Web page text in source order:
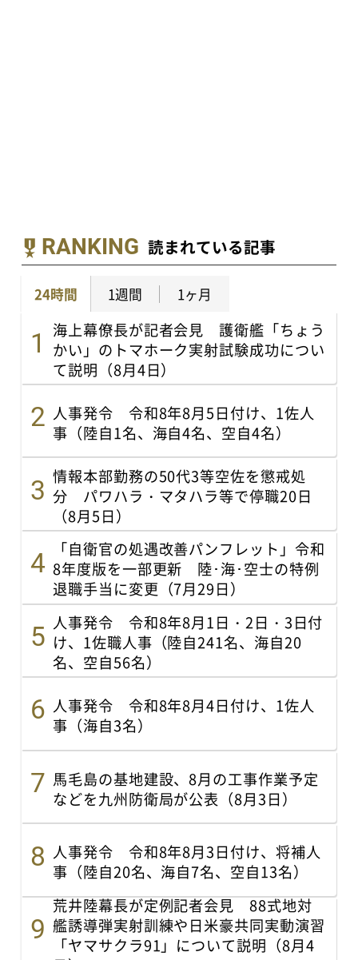
RANKING 読まれている記事
24時間 1週間 1ヶ月
海上幕僚長が記者会見 護衛艦「ちょう
かい」のトマホーク実射試験成功につい
て説明（8月4日）
人事発令 令和8年8月5日付け、1佐人
事（陸自1名、海自4名、空自4名）
情報本部勤務の50代3等空佐を懲戒処
分 パワハラ・マタハラ等で停職20日
（8月5日）
「自衛官の処遇改善パンフレット」令和
8年度版を一部更新 陸･海･空士の特例
退職手当に変更（7月29日）
人事発令 令和8年8月1日・2日・3日付
け、1佐職人事（陸自241名、海自20
名、空自56名）
人事発令 令和8年8月4日付け、1佐人
事（海自3名）
馬毛島の基地建設、8月の工事作業予定
などを九州防衛局が公表（8月3日）
人事発令 令和8年8月3日付け、将補人
事（陸自20名、海自7名、空自13名）
荒井陸幕長が定例記者会見 88式地対
艦誘導弾実射訓練や日米豪共同実動演習
「ヤマサクラ91」について説明（8月4